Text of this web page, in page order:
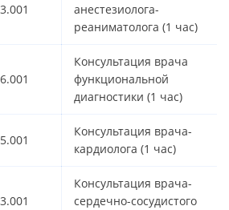
анестезиолога-
реаниматолога (1 час)
Консультация врача
функциональной
диагностики (1 час)
Консультация врача-
кардиолога (1 час)
Консультация врача-
сердечно-сосудистого